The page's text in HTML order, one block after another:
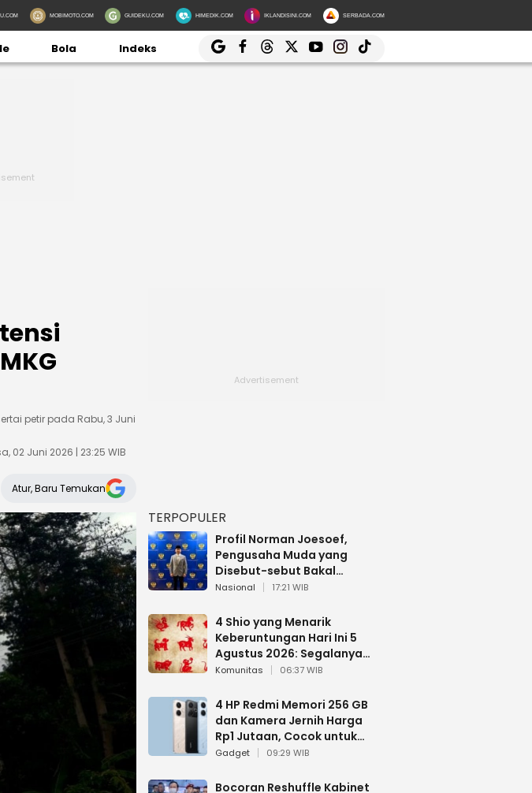
MOBIMOTO.COM GUIDEKU.COM HIMEDIK.COM IKLANDISINI.COM SERBADA.COM
Bola Indeks
petir pada Rabu, 3 Juni
02 Juni 2026 | 23:25 WIB
Atur, Baru Temukan
TERPOPULER
Profil Norman Joesoef,
Pengusaha Muda yang
Disebut-sebut Bakal
Dilantik Jadi Wamenhan RI
Nasional 17:21 WIB
4 Shio yang Menarik
Keberuntungan Hari Ini 5
Agustus 2026: Segalanya
Berjalan Lancar
Komunitas 06:37 WIB
4 HP Redmi Memori 256 GB
dan Kamera Jernih Harga
Rp1 Jutaan, Cocok untuk
Multitasking
Gadget 09:29 WIB
Bocoran Reshuffle Kabinet